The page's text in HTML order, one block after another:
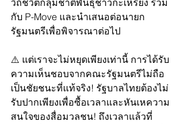
วิถีชีวิตกลุ่มชาติพันธุ์ชาวกะเหรี่ยง ร่วม
กับ P-Move และนำเสนอต่อนายก
รัฐมนตรีเพื่อพิจารณาต่อไป
⚠️ แต่เราจะไม่หยุดเพียงเท่านี้ การได้รับ
ความเห็นชอบจากคณะรัฐมนตรีไม่ถือ
เป็นชัยชนะที่แท้จริง! รัฐบาลไทยต้องไม่
รับปากเพียงเพื่อซื้อเวลาและหันเหความ
สนใจของสื่อมวลชน! ถึงเวลาแล้วที่